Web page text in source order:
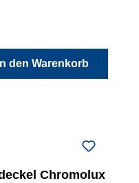
In den Warenkorb
Chromolux